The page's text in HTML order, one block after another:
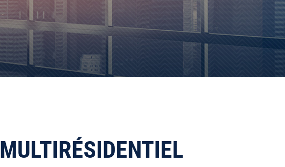
MULTIRÉSIDENTIEL